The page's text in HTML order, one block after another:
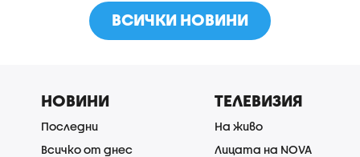
ВСИЧКИ НОВИНИ
НОВИНИ
Последни
Всичко от днес
ТЕЛЕВИЗИЯ
На живо
Лицата на NOVA